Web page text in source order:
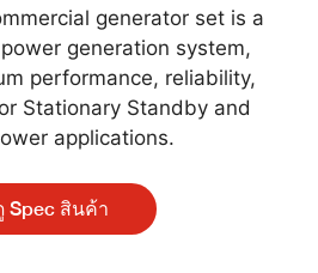
generator set is a
generation system,
performance, reliability,
Stationary Standby and
applications.
Spec สินค้า